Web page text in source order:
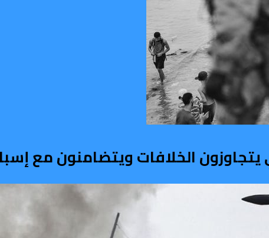
يتجاوزون الخلافات ويتضامنون مع